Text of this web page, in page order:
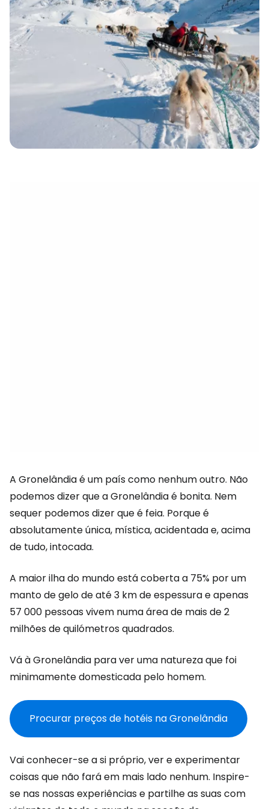
A Gronelândia é um país como nenhum outro. Não
podemos dizer que a Gronelândia é bonita. Nem
sequer podemos dizer que é feia. Porque é
absolutamente única, mística, acidentada e, acima
de tudo, intocada.
A maior ilha do mundo está coberta a 75% por um
manto de gelo de até 3 km de espessura e apenas
57 000 pessoas vivem numa área de mais de 2
milhões de quilómetros quadrados.
Vá à Gronelândia para ver uma natureza que foi
minimamente domesticada pelo homem.
Procurar preços de hotéis na Gronelândia
Vai conhecer-se a si próprio, ver e experimentar
coisas que não fará em mais lado nenhum. Inspire-
se nas nossas experiências e partilhe as suas com
eletrónico